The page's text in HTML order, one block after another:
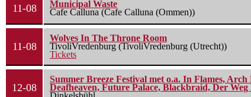
11-08
Municipal Waste
Cafe Calluna (Cafe Calluna (Ommen))
11-08
Wolves In The Throne Room
TivoliVredenburg (TivoliVredenburg (Utrecht))
Tickets
12-08
Summer Breeze Festival met o.a. In Flames,
Deafheaven, Future Palace, Blackbraid, Der